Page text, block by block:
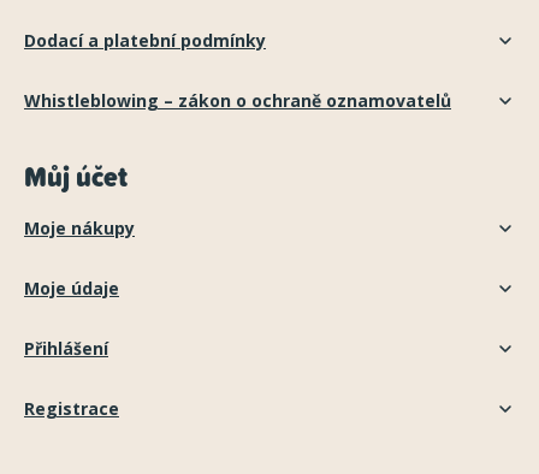
Dodací a platební podmínky
Whistleblowing – zákon o ochraně oznamovatelů
Můj účet
Moje nákupy
Moje údaje
Přihlášení
Registrace